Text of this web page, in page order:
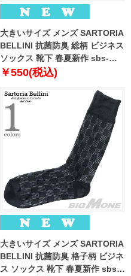
大きいサイズ メンズ SARTORIA
BELLINI 抗菌防臭 総柄 ビジネス
ソックス 靴下 春夏新作 sbs-
5509
￥550(税込)
大きいサイズ メンズ SARTORIA
BELLINI 抗菌防臭 格子柄 ビジネ
ス ソックス 靴下 春夏新作 sbs-